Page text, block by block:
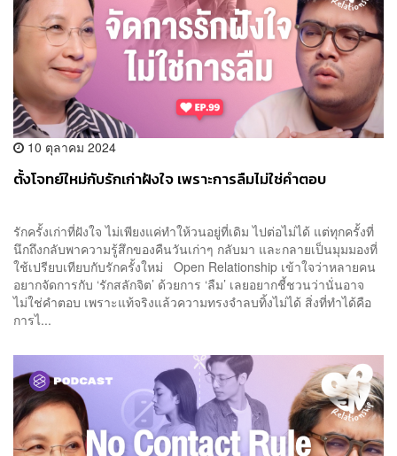
10 ตุลาคม 2024
ตั้งโจทย์ใหม่กับรักเก่าฝังใจ เพราะการลืมไม่ใช่คำตอบ
รักครั้งเก่าที่ฝังใจ ไม่เพียงแค่ทำให้วนอยู่ที่เดิม ไปต่อไม่ได้ แต่ทุกครั้งที่
นึกถึงกลับพาความรู้สึกของคืนวันเก่าๆ กลับมา และกลายเป็นมุมมองที่
ใช้เปรียบเทียบกับรักครั้งใหม่ Open Relationship เข้าใจว่าหลายคน
อยากจัดการกับ ‘รักสลักจิต’ ด้วยการ ‘ลืม’ เลยอยากชี้ชวนว่านั่นอาจ
ไม่ใช่คำตอบ เพราะแท้จริงแล้วความทรงจำลบทิ้งไม่ได้ สิ่งที่ทำได้คือ
การไ...